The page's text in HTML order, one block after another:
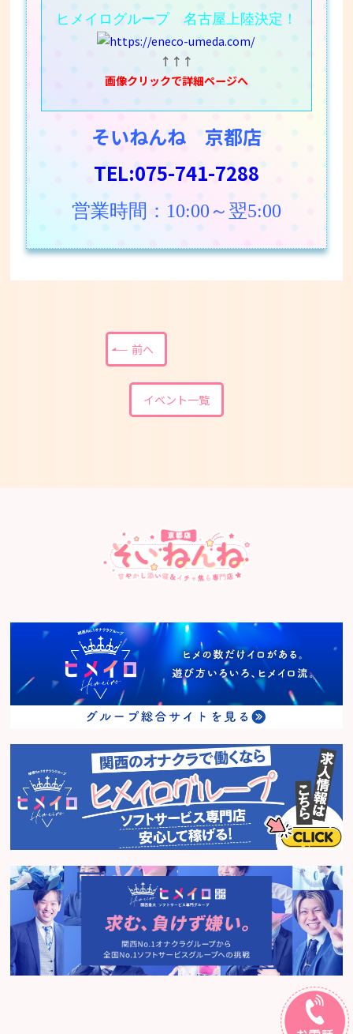
ヒメイログループ 名古屋上陸決定！
↑↑↑
画像クリックで詳細ページへ
そいねんね 京都店
TEL:075-741-7288
営業時間：10:00～翌5:00
前へ
イベント一覧